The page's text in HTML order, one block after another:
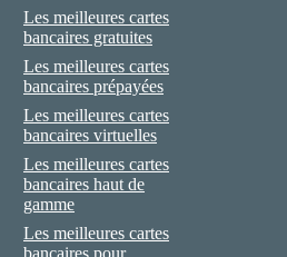
Les meilleures cartes
bancaires gratuites
Les meilleures cartes
bancaires prépayées
Les meilleures cartes
bancaires virtuelles
Les meilleures cartes
bancaires haut de
gamme
Les meilleures cartes